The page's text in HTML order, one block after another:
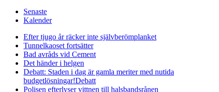
Senaste
Kalender
Efter tjugo år räcker inte självberömplanket
Tunnelkaoset fortsätter
Bad avråds vid Cement
Det händer i helgen
Debatt: Staden i dag är gamla meriter med nutida
budgetlösningar!Debatt
Polisen efterlyser vittnen till halsbandsrånen